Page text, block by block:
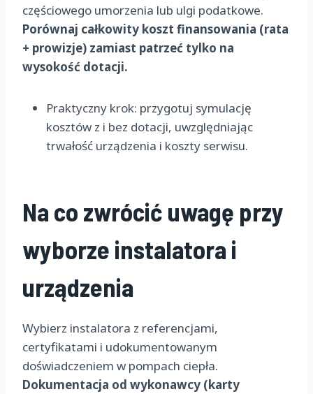
częściowego umorzenia lub ulgi podatkowe.
Porównaj całkowity koszt finansowania (rata
+ prowizje) zamiast patrzeć tylko na
wysokość dotacji.
Praktyczny krok: przygotuj symulację
kosztów z i bez dotacji, uwzględniając
trwałość urządzenia i koszty serwisu.
Na co zwrócić uwagę przy
wyborze instalatora i
urządzenia
Wybierz instalatora z referencjami,
certyfikatami i udokumentowanym
doświadczeniem w pompach ciepła.
Dokumentacja od wykonawcy (karty